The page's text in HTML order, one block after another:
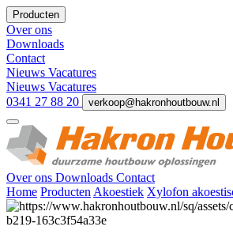
Producten
Over ons
Downloads
Contact
Nieuws Vacatures
Nieuws Vacatures
0341 27 88 20
verkoop@hakronhoutbouw.nl
Over ons Downloads Contact
Home Producten Akoestiek Xylofon